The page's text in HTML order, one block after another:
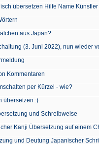
übersetzen Hilfe Name
aus Japan?
(3. Juni 2022), nun wieder
Kommentaren
per Kürzel - wie?
übersetzen :)
und Schreibweise
Kanji Übersetzung auf einem
und Deutung Japanischer